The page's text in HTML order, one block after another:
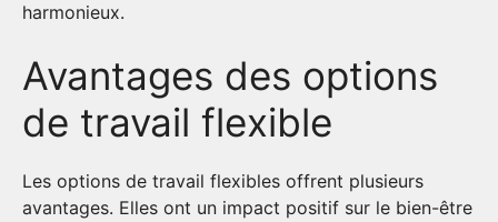
harmonieux.
Avantages des options
de travail flexible
Les options de travail flexibles offrent plusieurs
avantages. Elles ont un impact positif sur le bien-être